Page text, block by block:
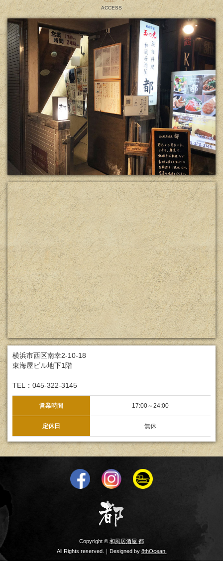
ACCESS
横浜市西区南幸2-10-18
東海屋ビル地下1階
TEL：045-322-3145
営業時間 17:00～24:00
定休日 無休
Copyright © 和風居酒屋 都
All Rights reserved.｜Designed by 8thOcean.